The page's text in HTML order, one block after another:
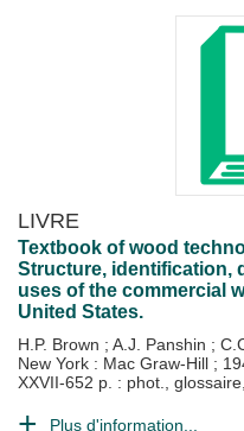
LIVRE
Textbook of wood
Structure, identification,
uses of the commercial
United States.
H.P. Brown ; A.J. Panshin ;
New York : Mac Graw-Hill ;
XXVII-652 p. : phot.,
Plus d'information...